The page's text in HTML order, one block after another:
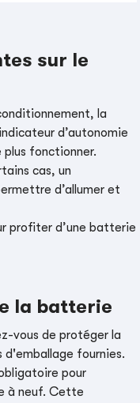
sur le
la
d’autonomie
fonctionner.
cas, un
d’allumer et
profiter d’une batterie
la batterie
vous de protéger la
fournies.
pour
à neuf. Cette